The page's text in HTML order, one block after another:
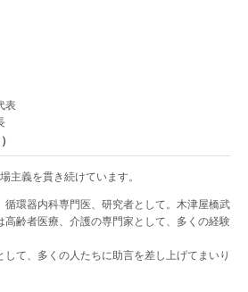
表
主義を貫き続けています。
循環器内科専門医、研究者として。木津屋橋武
高齢者医療、介護の専門家として、多くの経験
て、多くの人たちに助言を差し上げてまいり